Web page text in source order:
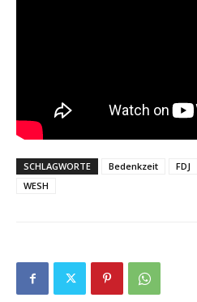
SCHLAGWORTE Bedenkzeit FDJ
WESH